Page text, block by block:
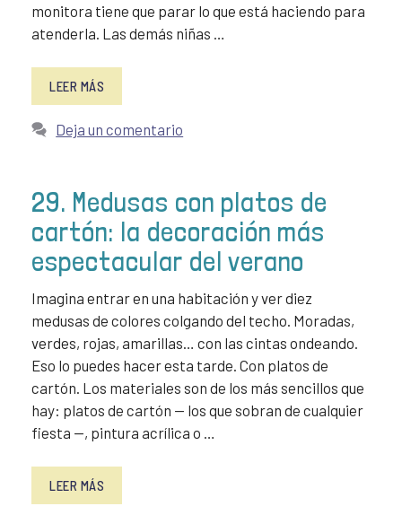
monitora tiene que parar lo que está haciendo para
atenderla. Las demás niñas …
LEER MÁS
Deja un comentario
29. Medusas con platos de
cartón: la decoración más
espectacular del verano
Imagina entrar en una habitación y ver diez
medusas de colores colgando del techo. Moradas,
verdes, rojas, amarillas… con las cintas ondeando.
Eso lo puedes hacer esta tarde. Con platos de
cartón. Los materiales son de los más sencillos que
hay: platos de cartón — los que sobran de cualquier
fiesta —, pintura acrílica o …
LEER MÁS